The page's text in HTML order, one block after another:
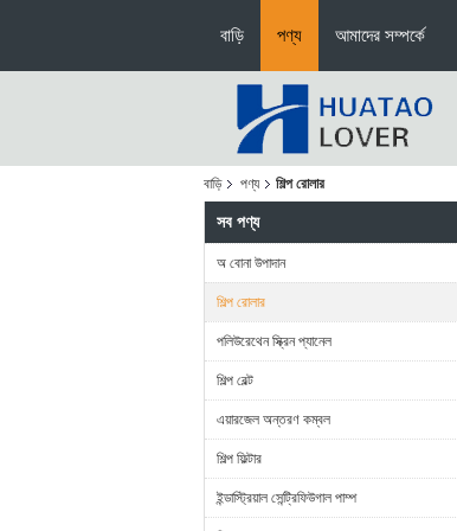
বাড়ি পণ্য আমাদের সম্পর্কে
বাড়ি পণ্য শিল্প রোলার
সব পণ্য
অ বোনা উপাদান
শিল্প রোলার
পলিউরেথেন স্ক্রিন প্যানেল
শিল্প বেল্ট
এয়ারজেল অন্তরণ কম্বল
শিল্প ফিল্টার
ইন্ডাস্ট্রিয়াল সেন্ট্রিফিউগাল পাম্প